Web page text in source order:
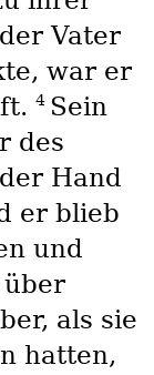
Vater
war er
4 Sein
des
Hand
er blieb
und
als sie
hatten,